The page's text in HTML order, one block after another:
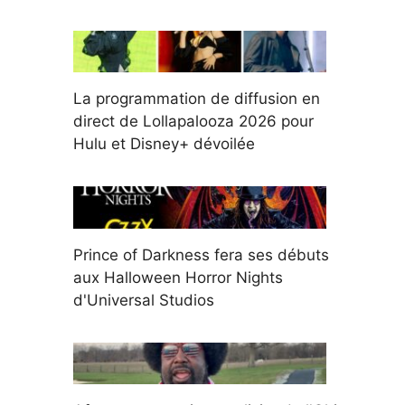
La programmation de diffusion en
direct de Lollapalooza 2026 pour
Hulu et Disney+ dévoilée
Prince of Darkness fera ses débuts
aux Halloween Horror Nights
d'Universal Studios